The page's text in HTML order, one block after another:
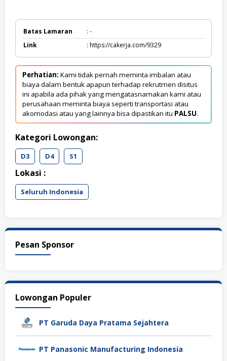
Batas Lamaran
: -
Link
: https://cakerja.com/9329
Perhatian: Kami tidak pernah meminta imbalan atau
biaya dalam bentuk apapun terhadap rekrutmen disitus
ini apabila ada pihak yang mengatasnamakan kami atau
perusahaan meminta biaya seperti transportasi atau
akomodasi atau yang lainnya bisa dipastikan itu PALSU.
Kategori Lowongan:
D3 D4 S1
Lokasi :
Seluruh Indonesia
Pesan Sponsor
Lowongan Populer
PT Garuda Daya Pratama Sejahtera
PT Panasonic Manufacturing Indonesia